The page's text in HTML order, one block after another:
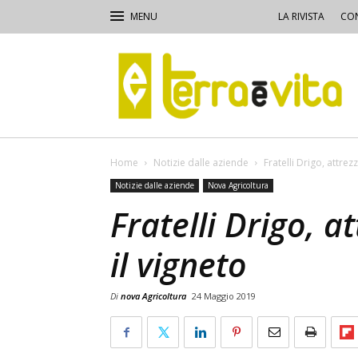
LA RIVISTA
Terra
e
Vita
Home Notizie dalle aziende Fratelli Drigo,
Notizie dalle aziende Nova Agricoltura
Fratelli Drigo,
il vigneto
Di nova Agricoltura 24 Maggio 2019